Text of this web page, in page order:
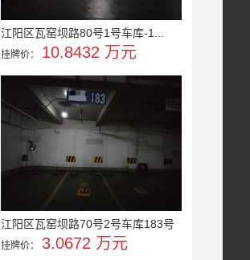
江阳区瓦窑坝路80号1号车库-1...
挂牌价： 10.8432 万元
江阳区瓦窑坝路70号2号车库183号
挂牌价： 3.0672 万元